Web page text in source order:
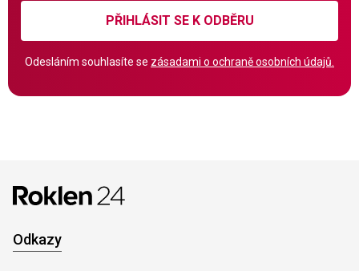
PŘIHLÁSIT SE K ODBĚRU
Odesláním souhlasíte se zásadami o ochraně osobních údajů.
Odkazy